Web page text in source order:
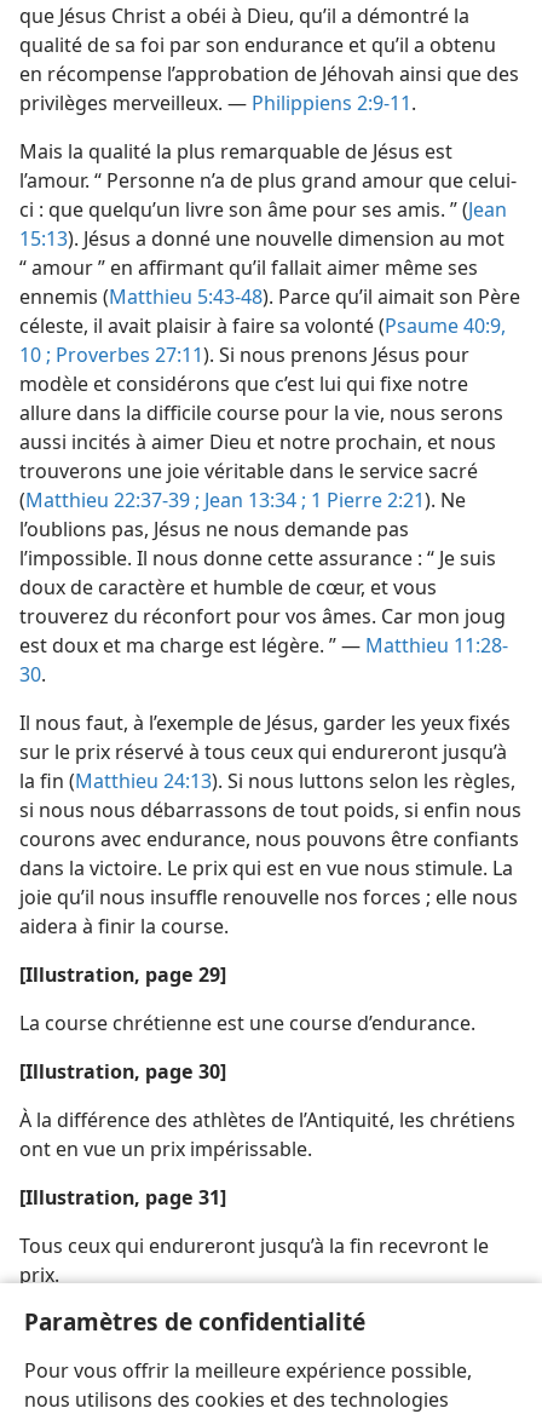
Paramètres de confidentialité
Pour vous offrir la meilleure expérience possible,
nous utilisons des cookies et des technologies
que Jésus Christ a obéi à Dieu, qu’il a démontré la
qualité de sa foi par son endurance et qu’il a obtenu
en récompense l’approbation de Jéhovah ainsi que des
privilèges merveilleux. — Philippiens 2:9-11.
Mais la qualité la plus remarquable de Jésus est
l’amour. “ Personne n’a de plus grand amour que celui-
ci : que quelqu’un livre son âme pour ses amis. ” (Jean
15:13). Jésus a donné une nouvelle dimension au mot
“ amour ” en affirmant qu’il fallait aimer même ses
ennemis (Matthieu 5:43-48). Parce qu’il aimait son Père
céleste, il avait plaisir à faire sa volonté (Psaume 40:9,
10 ; Proverbes 27:11). Si nous prenons Jésus pour
modèle et considérons que c’est lui qui fixe notre
allure dans la difficile course pour la vie, nous serons
aussi incités à aimer Dieu et notre prochain, et nous
trouverons une joie véritable dans le service sacré
(Matthieu 22:37-39 ; Jean 13:34 ; 1 Pierre 2:21). Ne
l’oublions pas, Jésus ne nous demande pas
l’impossible. Il nous donne cette assurance : “ Je suis
doux de caractère et humble de cœur, et vous
trouverez du réconfort pour vos âmes. Car mon joug
est doux et ma charge est légère. ” — Matthieu 11:28-
30.
Il nous faut, à l’exemple de Jésus, garder les yeux fixés
sur le prix réservé à tous ceux qui endureront jusqu’à
la fin (Matthieu 24:13). Si nous luttons selon les règles,
si nous nous débarrassons de tout poids, si enfin nous
courons avec endurance, nous pouvons être confiants
dans la victoire. Le prix qui est en vue nous stimule. La
joie qu’il nous insuffle renouvelle nos forces ; elle nous
aidera à finir la course.
[Illustration, page 29]
La course chrétienne est une course d’endurance.
[Illustration, page 30]
À la différence des athlètes de l’Antiquité, les chrétiens
ont en vue un prix impérissable.
[Illustration, page 31]
Tous ceux qui endureront jusqu’à la fin recevront le
prix.
[Crédit photographique, page 28]
Copyright British Museum